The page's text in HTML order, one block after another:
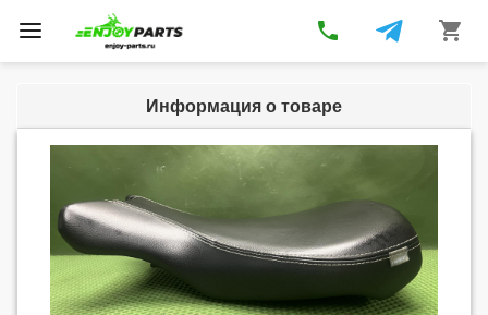
Toggle
navigation
phone shopping_cart
Информация о товаре